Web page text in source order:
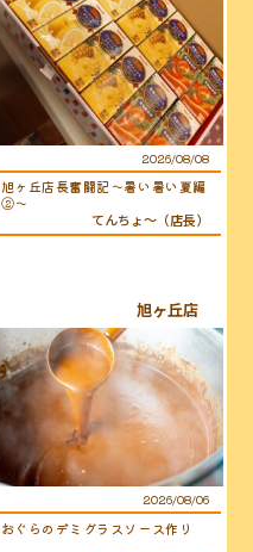
2026/08/08
旭ヶ丘店長奮闘記〜暑い暑い夏編
②〜
てんちょ〜（店長）
旭ヶ丘店
2026/08/06
おぐらのデミグラスソース作り